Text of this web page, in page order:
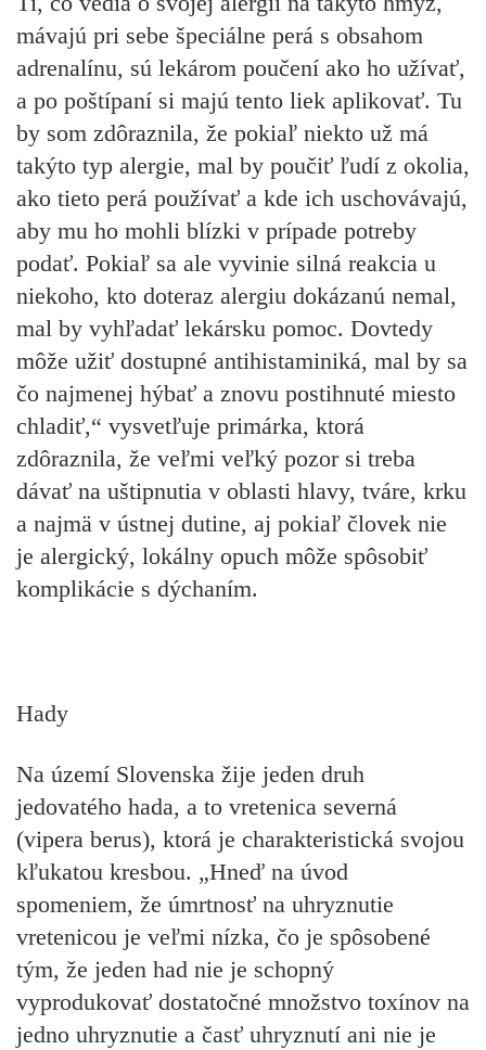
mávajú pri sebe špeciálne perá s obsahom
adrenalínu, sú lekárom poučení ako ho užívať,
a po poštípaní si majú tento liek aplikovať. Tu
by som zdôraznila, že pokiaľ niekto už má
takýto typ alergie, mal by poučiť ľudí z okolia,
ako tieto perá používať a kde ich uschovávajú,
aby mu ho mohli blízki v prípade potreby
podať. Pokiaľ sa ale vyvinie silná reakcia u
niekoho, kto doteraz alergiu dokázanú nemal,
mal by vyhľadať lekársku pomoc. Dovtedy
môže užiť dostupné antihistaminiká, mal by sa
čo najmenej hýbať a znovu postihnuté miesto
chladiť,“ vysvetľuje primárka, ktorá
zdôraznila, že veľmi veľký pozor si treba
dávať na uštipnutia v oblasti hlavy, tváre, krku
a najmä v ústnej dutine, aj pokiaľ človek nie
je alergický, lokálny opuch môže spôsobiť
komplikácie s dýchaním.
Hady
Na území Slovenska žije jeden druh
jedovatého hada, a to vretenica severná
(vipera berus), ktorá je charakteristická svojou
kľukatou kresbou. „Hneď na úvod
spomeniem, že úmrtnosť na uhryznutie
vretenicou je veľmi nízka, čo je spôsobené
tým, že jeden had nie je schopný
vyprodukovať dostatočné množstvo toxínov na
jedno uhryznutie a časť uhryznutí ani nie je